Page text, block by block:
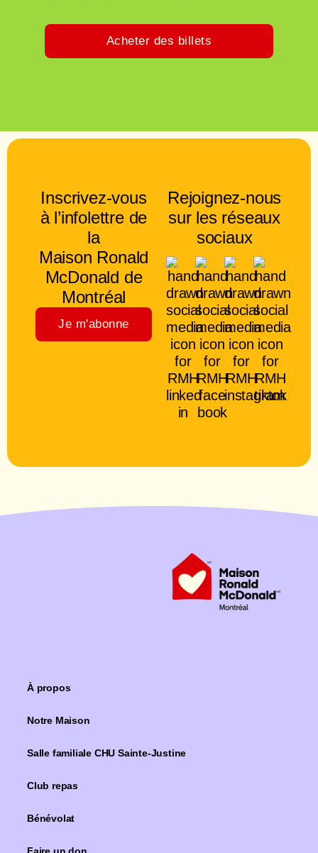
Acheter des billets
Inscrivez-vous
à l’infolettre de
la
Maison Ronald
McDonald de
Montréal
Je m'abonne
Rejoignez-nous
sur les réseaux
sociaux
À propos
Notre Maison
Salle familiale CHU Sainte-Justine
Club repas
Bénévolat